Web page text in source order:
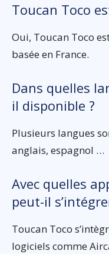
Toucan Toco
Oui, Toucan Toco
basée en France.
Dans quelles
il disponible ?
Plusieurs langues
anglais, espagnol …
Avec quelles
peut-il
Toucan Toco
logiciels comme